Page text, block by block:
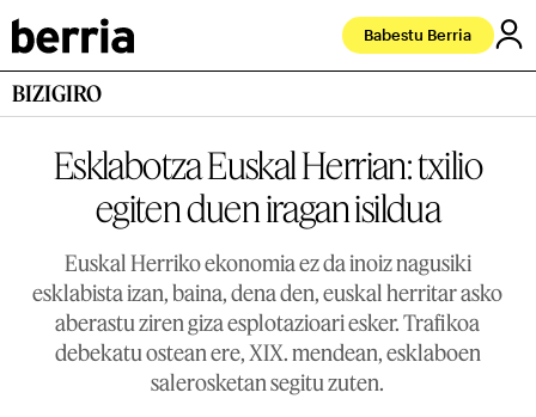
Babestu Berria
BIZIGIRO
Esklabotza Euskal Herrian: txilio
egiten duen iragan isildua
Euskal Herriko ekonomia ez da inoiz nagusiki
esklabista izan, baina, dena den, euskal herritar asko
aberastu ziren giza esplotazioari esker. Trafikoa
debekatu ostean ere, XIX. mendean, esklaboen
salerosketan segitu zuten.